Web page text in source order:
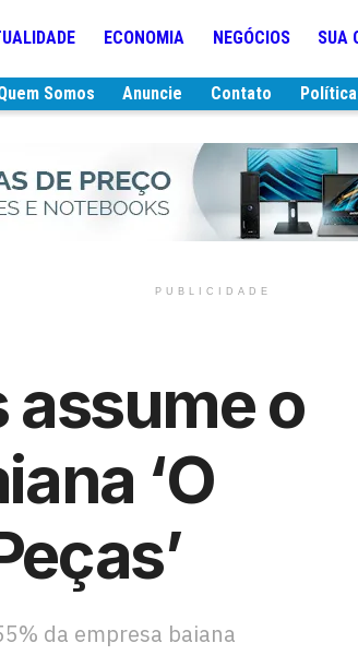
ECONOMIA NEGÓCIOS SUA
Somos Anuncie Contato
PUBLICIDADE
o
‘O
da empresa baiana